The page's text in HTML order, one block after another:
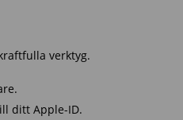
verktyg.
ditt Apple-ID.